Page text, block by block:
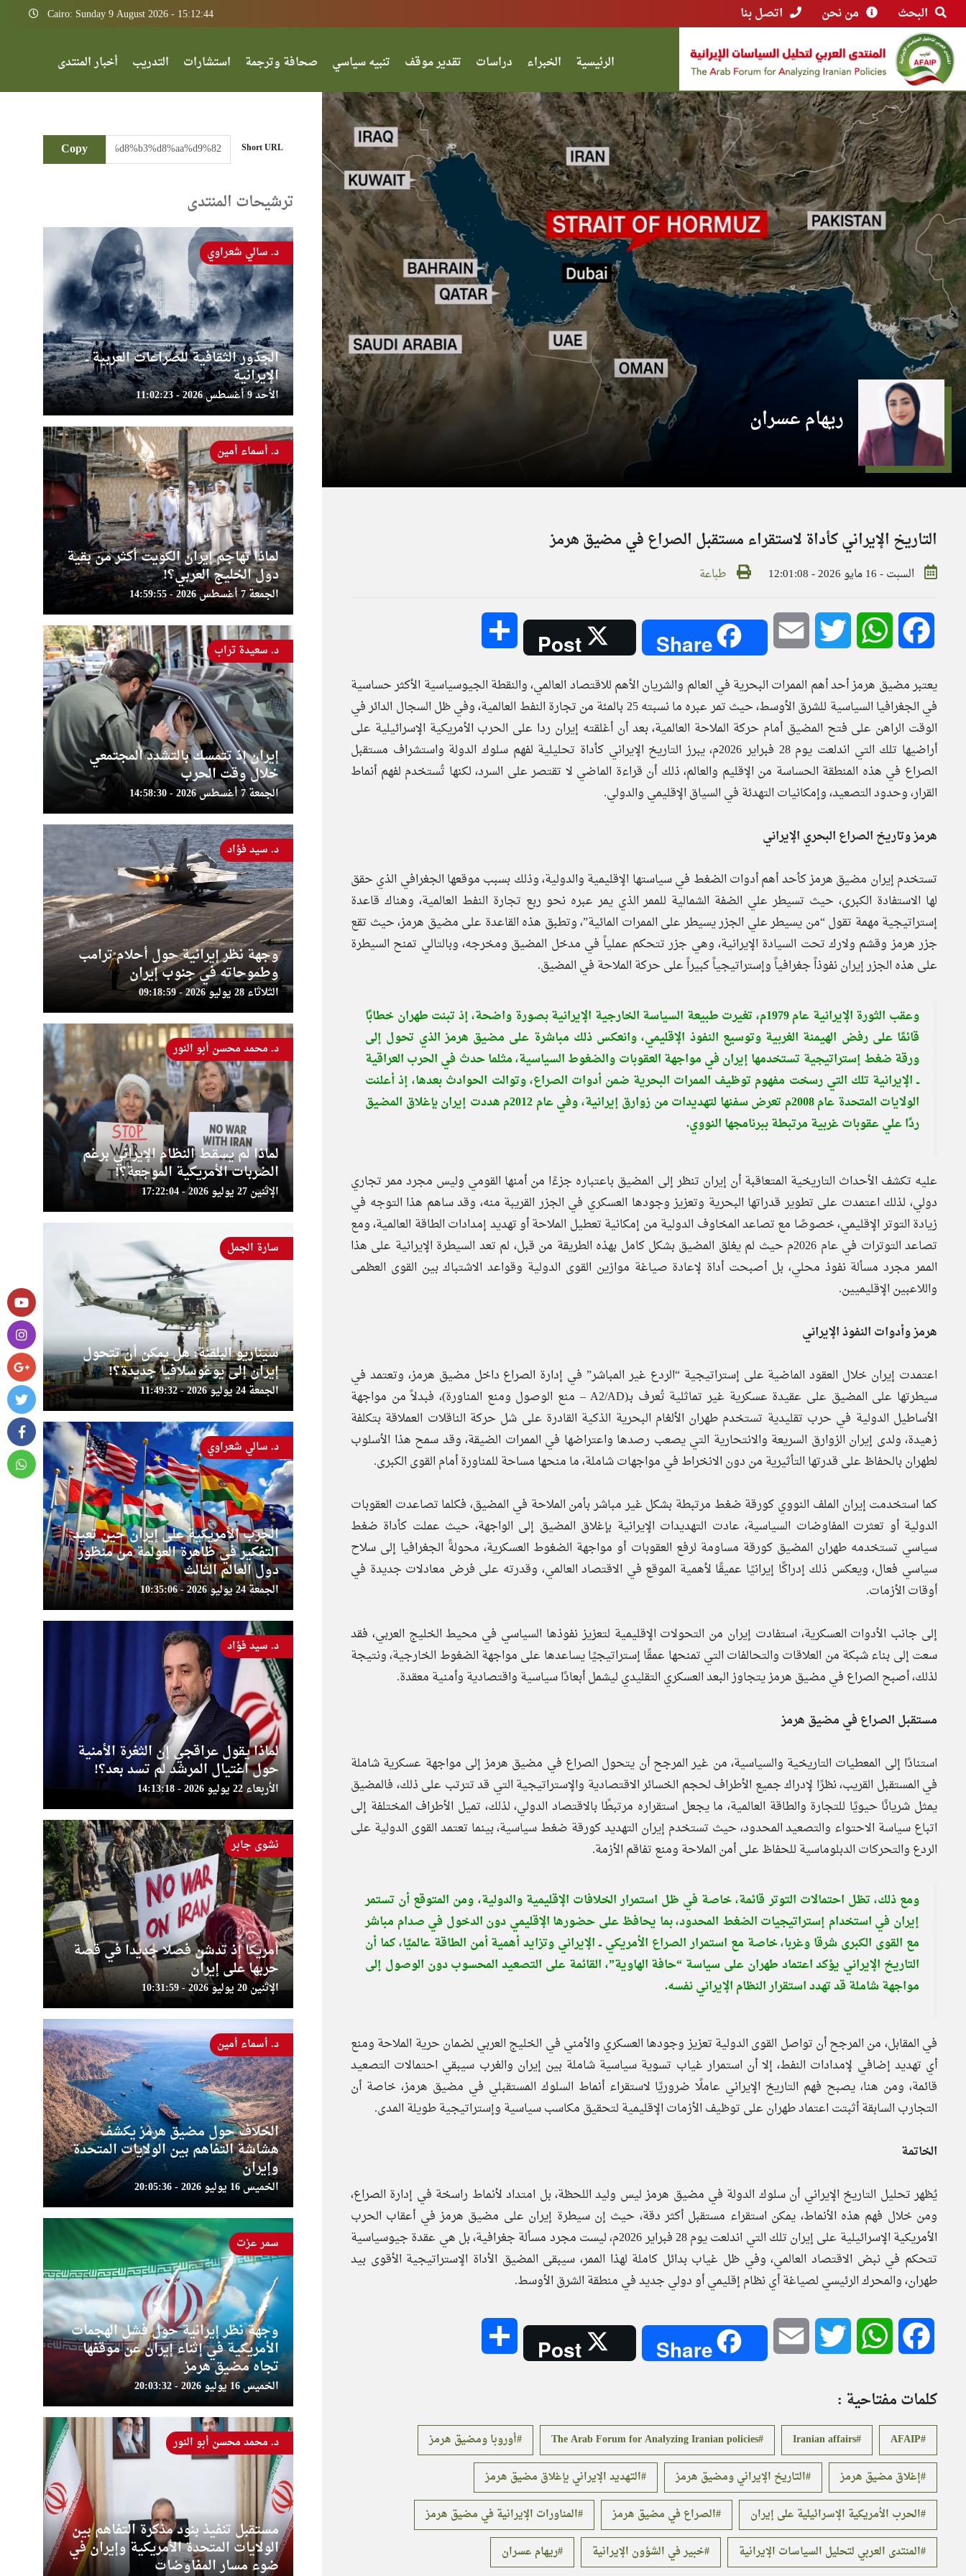
البحث من نحن اتصل بنا Cairo: Sunday 9 August 2026 - 15:12:44
الرئيسية الخبراء دراسات تقدير موقف تنبيه سياسي صحافة وترجمة استشارات التدريب أخبار المنتدى
ريهام عسران
التاريخ الإيراني كأداة لاستقراء مستقبل الصراع في مضيق هرمز
السبت - 16 مايو 2026 - 12:01:08 طباعة
Facebook
WhatsApp
Twitter
Email
Share
Post
يعتبر مضيق هرمز أحد أهم الممرات البحرية في العالم والشريان الأهم للاقتصاد العالمي، والنقطة الجيوسياسية الأكثر حساسية
في الجغرافيا السياسية للشرق الأوسط، حيث تمر عبره ما نسبته 25 بالمئة من تجارة النفط العالمية، وفي ظل السجال الدائر في
الوقت الراهن على فتح المضيق أمام حركة الملاحة العالمية، بعد أن أغلقته إيران ردا على الحرب الأمريكية الإسرائيلية على
أراضيها تلك التي اندلعت يوم 28 فبراير 2026م، يبرز التاريخ الإيراني كأداة تحليلية لفهم سلوك الدولة واستشراف مستقبل
الصراع في هذه المنطقة الحساسة من الإقليم والعالم، ذلك أن قراءة الماضي لا تقتصر على السرد، لكنها تُستخدم لفهم أنماط
القرار، وحدود التصعيد، وإمكانيات التهدئة في السياق الإقليمي والدولي.
هرمز وتاريخ الصراع البحري الإيراني
تستخدم إيران مضيق هرمز كأحد أهم أدوات الضغط في سياستها الإقليمية والدولية، وذلك بسبب موقعها الجغرافي الذي حقق
لها الاستفادة الكبرى، حيث تسيطر علي الضفة الشمالية للممر الذي يمر عبره نحو ربع تجارة النفط العالمية، وهناك قاعدة
إستراتيجية مهمة تقول “من يسيطر علي الجزر يسيطر على الممرات المائية”، وتطبق هذه القاعدة على مضيق هرمز، حيث تقع
جزر هرمز وقشم ولارك تحت السيادة الإيرانية، وهي جزر تتحكم عملياً في مدخل المضيق ومخرجه، وبالتالي تمنح السيطرة
على هذه الجزر إيران نفوذاً جغرافياً وإستراتيجياً كبيراً على حركة الملاحة في المضيق.
وعقب الثورة الإيرانية عام 1979م، تغيرت طبيعة السياسة الخارجية الإيرانية بصورة واضحة، إذ تبنت طهران خطابًا
قائمًا على رفض الهيمنة الغربية وتوسيع النفوذ الإقليمي، وانعكس ذلك مباشرة على مضيق هرمز الذي تحول إلى
ورقة ضغط إستراتيجية تستخدمها إيران في مواجهة العقوبات والضغوط السياسية، مثلما حدث في الحرب العراقية
ــ الإيرانية تلك التي رسخت مفهوم توظيف الممرات البحرية ضمن أدوات الصراع، وتوالت الحوادث بعدها، إذ أعلنت
الولايات المتحدة عام 2008م تعرض سفنها لتهديدات من زوارق إيرانية، وفي عام 2012م هددت إيران بإغلاق المضيق
ردًا علي عقوبات غربية مرتبطة ببرنامجها النووي.
عليه تكشف الأحداث التاريخية المتعاقبة أن إيران تنظر إلى المضيق باعتباره جزءًا من أمنها القومي وليس مجرد ممر تجاري
دولي، لذلك اعتمدت على تطوير قدراتها البحرية وتعزيز وجودها العسكري في الجزر القريبة منه، وقد ساهم هذا التوجه في
زيادة التوتر الإقليمي، خصوصًا مع تصاعد المخاوف الدولية من إمكانية تعطيل الملاحة أو تهديد إمدادات الطاقة العالمية، ومع
تصاعد التوترات في عام 2026م حيث لم يغلق المضيق بشكل كامل بهذه الطريقة من قبل، لم تعد السيطرة الإيرانية على هذا
الممر مجرد مسألة نفوذ محلي، بل أصبحت أداة لإعادة صياغة موازين القوى الدولية وقواعد الاشتباك بين القوى العظمى
واللاعبين الإقليميين.
هرمز وأدوات النفوذ الإيراني
اعتمدت إيران خلال العقود الماضية على إستراتيجية “الردع غير المباشر” في إدارة الصراع داخل مضيق هرمز، وتعتمد في
سيطرتها على المضيق على عقيدة عسكرية غير تماثلية تُعرف بـ(A2/AD – منع الوصول ومنع المناورة)، فبدلاً من مواجهة
الأساطيل الدولية في حرب تقليدية تستخدم طهران الألغام البحرية الذكية القادرة على شل حركة الناقلات العملاقة بتكلفة
زهيدة، ولدى إيران الزوارق السريعة والانتحارية التي يصعب رصدها واعتراضها في الممرات الضيقة، وقد سمح هذا الأسلوب
لطهران بالحفاظ على قدرتها التأثيرية من دون الانخراط في مواجهات شاملة، ما منحها مساحة للمناورة أمام القوى الكبرى.
كما استخدمت إيران الملف النووي كورقة ضغط مرتبطة بشكل غير مباشر بأمن الملاحة في المضيق، فكلما تصاعدت العقوبات
الدولية أو تعثرت المفاوضات السياسية، عادت التهديدات الإيرانية بإغلاق المضيق إلى الواجهة، حيث عملت كأداة ضغط
سياسي تستخدمه طهران المضيق كورقة مساومة لرفع العقوبات أو مواجهة الضغوط العسكرية، محولةً الجغرافيا إلى سلاح
سياسي فعال، ويعكس ذلك إدراكًا إيرانيًا عميقًا لأهمية الموقع في الاقتصاد العالمي، وقدرته على فرض معادلات جديدة في
أوقات الأزمات.
إلى جانب الأدوات العسكرية، استفادت إيران من التحولات الإقليمية لتعزيز نفوذها السياسي في محيط الخليج العربي، فقد
سعت إلى بناء شبكة من العلاقات والتحالفات التي تمنحها عمقًا إستراتيجيًا يساعدها على مواجهة الضغوط الخارجية، ونتيجة
لذلك، أصبح الصراع في مضيق هرمز يتجاوز البعد العسكري التقليدي ليشمل أبعادًا سياسية واقتصادية وأمنية معقدة.
مستقبل الصراع في مضيق هرمز
استنادًا إلى المعطيات التاريخية والسياسية، من غير المرجح أن يتحول الصراع في مضيق هرمز إلى مواجهة عسكرية شاملة
في المستقبل القريب، نظرًا لإدراك جميع الأطراف لحجم الخسائر الاقتصادية والإستراتيجية التي قد تترتب على ذلك، فالمضيق
يمثل شريانًا حيويًا للتجارة والطاقة العالمية، ما يجعل استقراره مرتبطًا بالاقتصاد الدولي، لذلك، تميل الأطراف المختلفة إلى
اتباع سياسة الاحتواء والتصعيد المحدود، حيث تستخدم إيران التهديد كورقة ضغط سياسية، بينما تعتمد القوى الدولية على
الردع والتحركات الدبلوماسية للحفاظ على أمن الملاحة ومنع تفاقم الأزمة.
ومع ذلك، تظل احتمالات التوتر قائمة، خاصة في ظل استمرار الخلافات الإقليمية والدولية، ومن المتوقع أن تستمر
إيران في استخدام إستراتيجيات الضغط المحدود، بما يحافظ على حضورها الإقليمي دون الدخول في صدام مباشر
مع القوى الكبرى شرقا وغربا، خاصة مع استمرار الصراع الأمريكي ــ الإيراني وتزايد أهمية أمن الطاقة عالميًا، كما أن
التاريخ الإيراني يؤكد اعتماد طهران على سياسة “حافة الهاوية”، القائمة على التصعيد المحسوب دون الوصول إلى
مواجهة شاملة قد تهدد استقرار النظام الإيراني نفسه.
في المقابل، من المرجح أن تواصل القوى الدولية تعزيز وجودها العسكري والأمني في الخليج العربي لضمان حرية الملاحة ومنع
أي تهديد إضافي لإمدادات النفط، إلا أن استمرار غياب تسوية سياسية شاملة بين إيران والغرب سيبقي احتمالات التصعيد
قائمة، ومن هنا، يصبح فهم التاريخ الإيراني عاملًا ضروريًا لاستقراء أنماط السلوك المستقبلي في مضيق هرمز، خاصة أن
التجارب السابقة أثبتت اعتماد طهران على توظيف الأزمات الإقليمية لتحقيق مكاسب سياسية وإستراتيجية طويلة المدى.
الخاتمة
يُظهر تحليل التاريخ الإيراني أن سلوك الدولة في مضيق هرمز ليس وليد اللحظة، بل امتداد لأنماط راسخة في إدارة الصراع،
ومن خلال فهم هذه الأنماط، يمكن استقراء مستقبل أكثر دقة، حيث إن سيطرة إيران على مضيق هرمز في أعقاب الحرب
الأمريكية الإسرائيلية على إيران تلك التي اندلعت يوم 28 فبراير 2026م، ليست مجرد مسألة جغرافية، بل هي عقدة جيوسياسية
تتحكم في نبض الاقتصاد العالمي، وفي ظل غياب بدائل كاملة لهذا الممر، سيبقى المضيق الأداة الإستراتيجية الأقوى بيد
طهران، والمحرك الرئيسي لصياغة أي نظام إقليمي أو دولي جديد في منطقة الشرق الأوسط.
Facebook
WhatsApp
Twitter
Email
Share
Post
كلمات مفتاحية :
AFAIP
Iranian affairs
The Arab Forum for Analyzing Iranian policies
أوروبا ومضيق هرمز
إغلاق مضيق هرمز
التاريخ الإيراني ومضيق هرمز
التهديد الإيراني بإغلاق مضيق هرمز
الحرب الأمريكية الإسرائيلية على إيران
الصراع في مضيق هرمز
المناورات الإيرانية في مضيق هرمز
المنتدى العربي لتحليل السياسات الإيرانية
خبير في الشؤون الإيرانية ريهام عسران
Short URL
Copy
ترشيحات المنتدى
الجذور الثقافية للصراعات العربية ــ
الإيرانية
الأحد 9 أغسطس 2026 - 11:02:23
د. سالي شعراوي
لماذا تهاجم إيران الكويت أكثر من بقية
دول الخليج العربي؟!
الجمعة 7 أغسطس 2026 - 14:59:55
د. أسماء أمين
إيران إذ تتمسك بالتشدد المجتمعي
خلال وقت الحرب
الجمعة 7 أغسطس 2026 - 14:58:30
د. سعيدة تراب
وجهة نظر إيرانية حول أحلام ترامب
وطموحاته في جنوب إيران
الثلاثاء 28 يوليو 2026 - 09:18:59
د. سيد فؤاد
لماذا لم يسقط النظام الإيراني برغم
الضربات الأمريكية الموجعة؟!
الإثنين 27 يوليو 2026 - 17:22:04
د. محمد محسن أبو النور
سيناريو البلقنة: هل يمكن أن تتحول
إيران إلى يوغوسلافيا جديدة؟!
الجمعة 24 يوليو 2026 - 11:49:32
سارة الجمل
الحرب الأمريكية على إيران حين تعيد
التفكير في ظاهرة العولمة من منظور
دول العالم الثالث
الجمعة 24 يوليو 2026 - 10:35:06
د. سالي شعراوي
لماذا يقول عراقجي إن الثغرة الأمنية
حول اغتيال المرشد لم تسد بعد؟!
الأربعاء 22 يوليو 2026 - 14:13:18
د. سيد فؤاد
أمريكا إذ تدشن فصلا جديدا في قصة
حربها على إيران
الإثنين 20 يوليو 2026 - 10:31:59
نشوى جابر
الخلاف حول مضيق هرمز يكشف
هشاشة التفاهم بين الولايات المتحدة
وإيران
الخميس 16 يوليو 2026 - 20:05:36
د. أسماء أمين
وجهة نظر إيرانية حول فشل الهجمات
الأمريكية في إثناء إيران عن موقفها
تجاه مضيق هرمز
الخميس 16 يوليو 2026 - 20:03:32
سمر عزت
مستقبل تنفيذ بنود مذكرة التفاهم بين
الولايات المتحدة الأمريكية وإيران في
ضوء مسار المفاوضات
د. محمد محسن أبو النور